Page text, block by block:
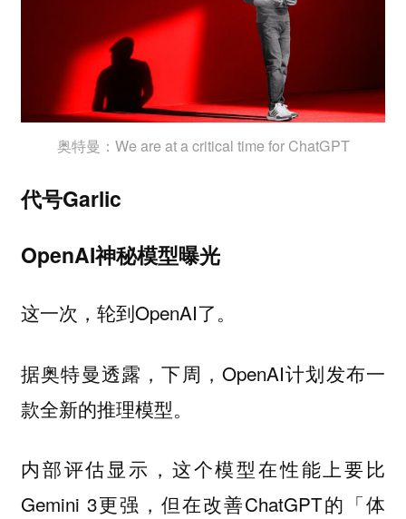
奥特曼：We are at a critical time for ChatGPT
代号Garlic
OpenAI神秘模型曝光
这一次，轮到OpenAI了。
据奥特曼透露，下周，OpenAI计划发布一
款全新的推理模型。
内部评估显示，这个模型在性能上要比
Gemini 3更强，但在改善ChatGPT的「体